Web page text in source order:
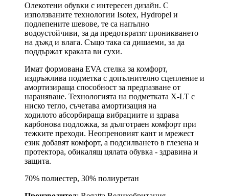
Олекотени обувки с интересен дизайн. С
използваните технологии Isotex, Hydropel и
подлепените шевове, те са напълно
водоустойчиви, за да предотвратят проникването
на дъжд и влага. Също така са дишаеми, за да
поддържат краката ви сухи.
Имат формована EVA стелка за комфорт,
издръжлива подметка с допълнително сцепление и
амортизираща способност за предпазване от
нараняване. Технологията на подметката X-LT с
ниско тегло, съчетава амортизация на
ходилото абсорбираща вибрациите и здрава
карбонова подложка, за дълготраен комфорт при
тежките преходи. Неопреновият кант и мрежест
език добавят комфорт, а подсилването в глезена и
протектора, обикалящ цялата обувка - здравина и
защита.
70% полиестер, 30% полиуретан